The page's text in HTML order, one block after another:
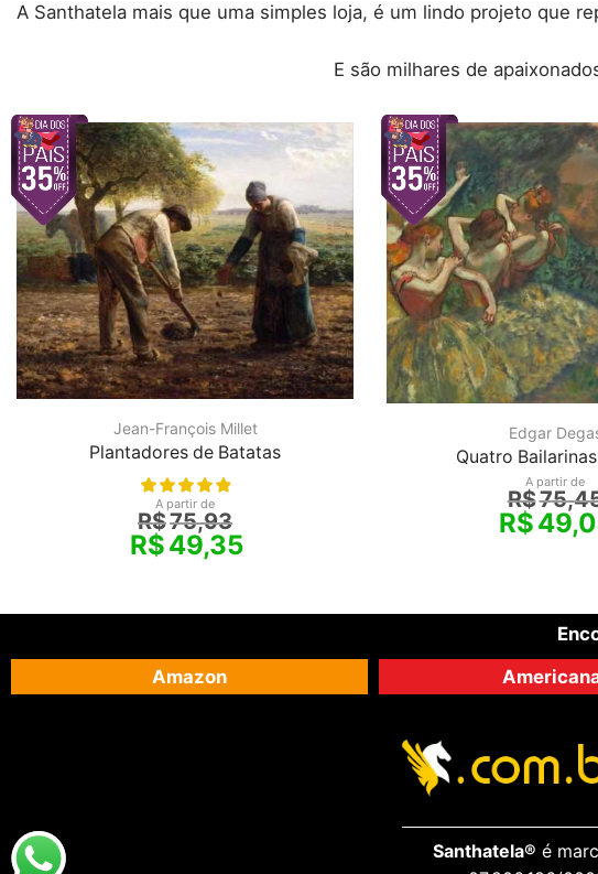
A Santhatela mais que uma simples loja, é um lindo projeto que
E são milhares de
Jean-François Millet
Plantadores de Batatas
A partir de
R$75,93
R$49,35
Edgar
Quatro
A partir de
R$
R$
Amazon
Santhatela® é